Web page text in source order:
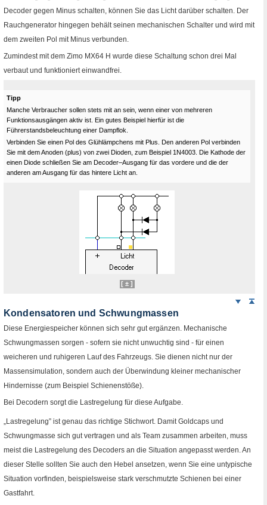
Decoder gegen Minus schalten, können Sie das Licht darüber schalten. Der
Rauchgenerator hingegen behält seinen mechanischen Schalter und wird mit
dem zweiten Pol mit Minus verbunden.
Zumindest mit dem Zimo MX64 H wurde diese Schaltung schon drei Mal
verbaut und funktioniert einwandfrei.
Tipp
Manche Verbraucher sollen stets mit an sein, wenn einer von mehreren
Funktionsausgängen aktiv ist. Ein gutes Beispiel hierfür ist die
Führerstandsbeleuchtung einer Dampflok.
Verbinden Sie einen Pol des Glühlämpchens mit Plus. Den anderen Pol verbinden
Sie mit dem Anoden (plus) von zwei Dioden, zum Beispiel 1N4003. Die Kathode der
einen Diode schließen Sie am Decoder–Ausgang für das vordere und die der
anderen am Ausgang für das hintere Licht an.
[ ± ]
Weiter
Kondensatoren und Schwungmassen
Diese Energiespeicher können sich sehr gut ergänzen. Mechanische
Schwungmassen sorgen - sofern sie nicht unwuchtig sind - für einen
weicheren und ruhigeren Lauf des Fahrzeugs. Sie dienen nicht nur der
Massensimulation, sondern auch der Überwindung kleiner mechanischer
Hindernisse (zum Beispiel Schienenstöße).
Bei Decodern sorgt die Lastregelung für diese Aufgabe.
„Lastregelung” ist genau das richtige Stichwort. Damit Goldcaps und
Schwungmasse sich gut vertragen und als Team zusammen arbeiten, muss
meist die Lastregelung des Decoders an die Situation angepasst werden. An
dieser Stelle sollten Sie auch den Hebel ansetzen, wenn Sie eine untypische
Situation vorfinden, beispielsweise stark verschmutzte Schienen bei einer
Gastfahrt.